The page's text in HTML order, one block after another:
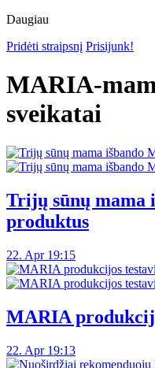
Daugiau
Pridėti straipsnį Prisijunk!
MARIA-
sveikatai
Trijų sūnų mama
produktus
22. Apr 19:15
MARIA
22. Apr 19:13